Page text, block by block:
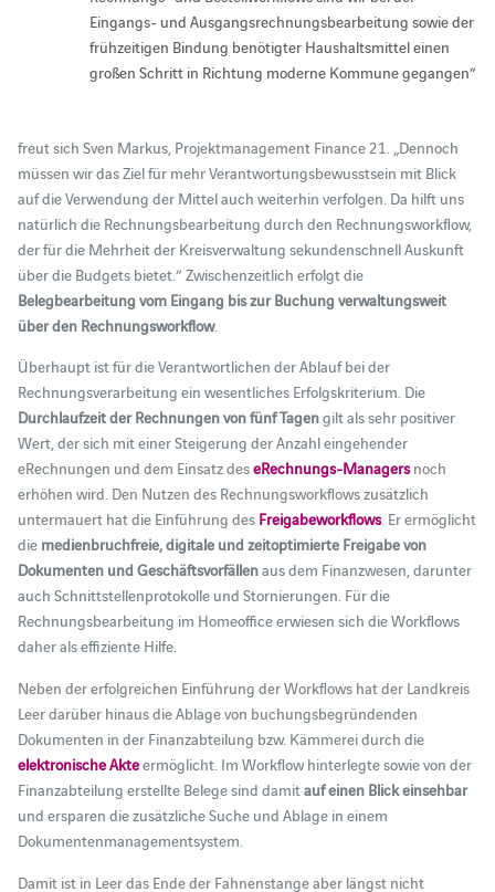
Eingangs- und Ausgangsrechnungsbearbeitung sowie der
frühzeitigen Bindung benötigter Haushaltsmittel einen
großen Schritt in Richtung moderne Kommune gegangen“
freut sich Sven Markus, Projektmanagement Finance 21. „Dennoch
müssen wir das Ziel für mehr Verantwortungsbewusstsein mit Blick
auf die Verwendung der Mittel auch weiterhin verfolgen. Da hilft uns
natürlich die Rechnungsbearbeitung durch den Rechnungsworkflow,
der für die Mehrheit der Kreisverwaltung sekundenschnell Auskunft
über die Budgets bietet.“ Zwischenzeitlich erfolgt die
Belegbearbeitung vom Eingang bis zur Buchung verwaltungsweit
über den Rechnungsworkflow.
Überhaupt ist für die Verantwortlichen der Ablauf bei der
Rechnungsverarbeitung ein wesentliches Erfolgskriterium. Die
Durchlaufzeit der Rechnungen von fünf Tagengilt als sehr positiver
Wert, der sich mit einer Steigerung der Anzahl eingehender
eRechnungen und dem Einsatz deseRechnungs-Managersnoch
erhöhen wird. Den Nutzen des Rechnungsworkflows zusätzlich
untermauert hat die Einführung des Freigabeworkflows. Er ermöglicht
die medienbruchfreie, digitale und zeitoptimierte Freigabe von
Dokumenten und Geschäftsvorfällenaus dem Finanzwesen, darunter
auch Schnittstellenprotokolle und Stornierungen. Für die
Rechnungsbearbeitung im Homeoffice erwiesen sich die Workflows
daher als effiziente Hilfe.
Neben der erfolgreichen Einführung der Workflows hat der Landkreis
Leer darüber hinaus die Ablage von buchungsbegründenden
Dokumenten in der Finanzabteilung bzw. Kämmerei durch die
elektronische Akteermöglicht. Im Workflow hinterlegte sowie von der
Finanzabteilung erstellte Belege sind damitauf einen Blick einsehbar
und ersparen die zusätzliche Suche und Ablage in einem
Dokumentenmanagementsystem.
Damit ist in Leer das Ende der Fahnenstange aber längst nicht